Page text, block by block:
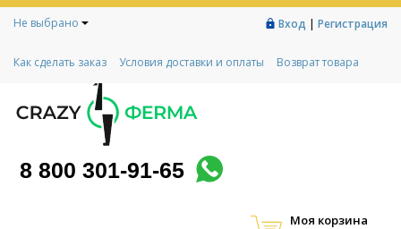
Не выбрано Вход | Регистрация
Как сделать заказ Условия доставки и оплаты
Возврат товара
Контакты
Социальный контракт
Любимая ферма
8 800 301-91-65
Моя корзина